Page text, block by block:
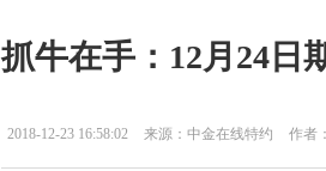
抓牛在手：12月24日
2018-12-23 16:58:02 来源：中金在线特约 作者